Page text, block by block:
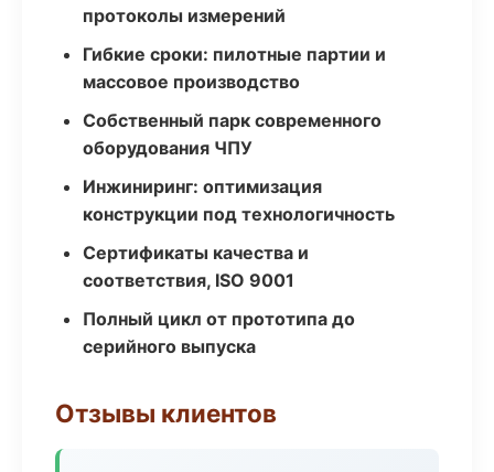
протоколы измерений
Гибкие сроки: пилотные партии и
массовое производство
Собственный парк современного
оборудования ЧПУ
Инжиниринг: оптимизация
конструкции под технологичность
Сертификаты качества и
соответствия, ISO 9001
Полный цикл от прототипа до
серийного выпуска
Отзывы клиентов